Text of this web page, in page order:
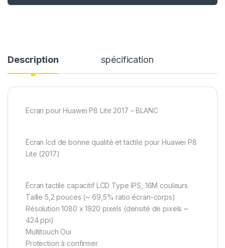
Description spécification
Ecran pour Huawei P8 Lite 2017 – BLANC
Écran lcd de bonne qualité et tactile pour Huawei P8
Lite (2017)
Écran tactile capacitif LCD Type IPS, 16M couleurs
Taille 5,2 pouces (~ 69,5% ratio écran-corps)
Résolution 1080 x 1920 pixels (densité de pixels ~
424 ppi)
Multitouch Oui
Protection à confirmer